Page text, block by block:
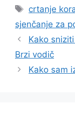
Oznake
crtanje
sjenčanje za
Kako
Brzi vodič
Kako sam